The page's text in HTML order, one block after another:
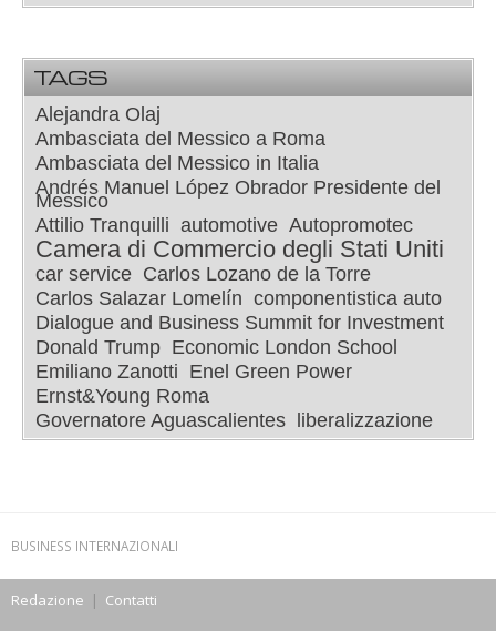
TAGS
Alejandra Olaj
Ambasciata del Messico a Roma
Ambasciata del Messico in Italia
Andrés Manuel López Obrador Presidente del
Messico
Attilio Tranquilli automotive Autopromotec
Camera di Commercio degli Stati Uniti
car service Carlos Lozano de la Torre
Carlos Salazar Lomelín componentistica auto
Dialogue and Business Summit for Investment
Donald Trump Economic London School
Emiliano Zanotti Enel Green Power
Ernst&Young Roma
Governatore Aguascalientes
liberalizzazione
BUSINESS INTERNAZIONALI
Redazione | Contatti